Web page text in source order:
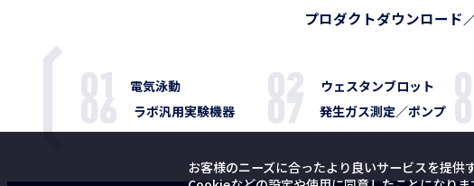
プロダクトダウンロード
電気泳動 ウェスタンブロット
ラボ汎用実験機器
発生ガス測定／ポンプ
お客様のニーズに合ったより良いサービスを提供